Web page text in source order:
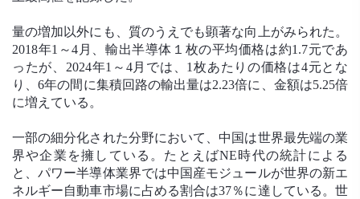
量の増加以外にも、質のうえでも顕著な向上がみられた。
2018年1～4月、輸出半導体１枚の平均価格は約1.7元であ
ったが、2024年1～4月では、1枚あたりの価格は4元とな
り、6年の間に集積回路の輸出量は2.23倍に、金額は5.25倍
に増えている。
一部の細分化された分野において、中国は世界最先端の業
界や企業を擁している。たとえばNE時代の統計による
と、パワー半導体業界では中国産モジュールが世界の新エ
ネルギー自動車市場に占める割合は37％に達している。世